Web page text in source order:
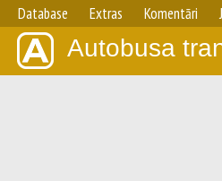
Database Extras Komentāri
Autobusa